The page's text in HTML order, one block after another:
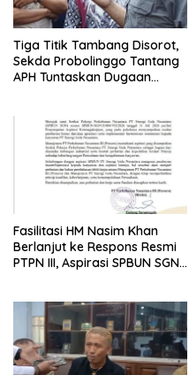
Tiga Titik Tambang Disorot,
Sekda Probolinggo Tantang
APH Tuntaskan Dugaan
Fasilitasi HM Nasim Khan
Berlanjut ke Respons Resmi
PTPN III, Aspirasi SPBUN SGN
Direksi